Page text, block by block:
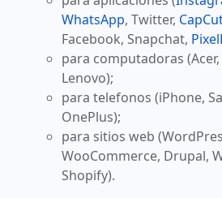
WhatsApp, Twitter,
Facebook, Snapchat,
para computadoras (Acer,
Lenovo);
para telefonos (iPhone,
OnePlus);
para sitios web
WooCommerce, Drupal,
Shopify).